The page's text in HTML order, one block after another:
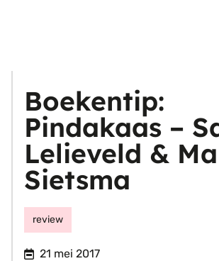
Boekentip:
Pindakaas –
Lelieveld &
Sietsma
review
21 mei 2017